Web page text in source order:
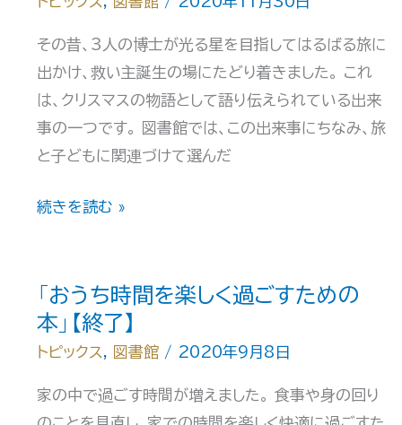
（観
察
実
習）
に
え
【終
了】
その昔、3人の博士が光る星を目指してはるばる旅に
出かけ、救い主誕生の場にたどり着きました。 これ
は、クリスマスの物語として語り伝えられている出来
事の一つです。 図書館では、この出来事にちなみ、旅
と子どもに関連づけて選んだ
特
示
「旅
と
ど
続きを読む »
「おうち時間を楽しく過ごすための
本」【終了】
トピックス , 図書館/ 2020年9月8日
家の中で過ごす時間が増えました。 食事や身の回り